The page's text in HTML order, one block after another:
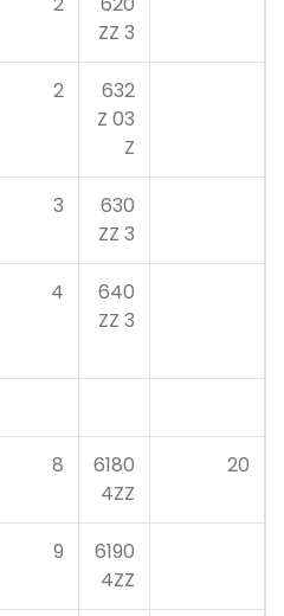
3 ZZ
632
03 Z
Z
2
630
3 ZZ
3
640
3 ZZ
4
20
6180
4ZZ
8
6190
4ZZ
9